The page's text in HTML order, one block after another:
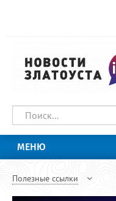
МЕНЮ
Полезные ссылки